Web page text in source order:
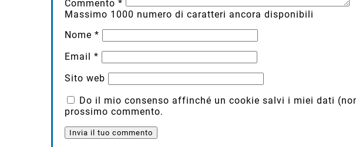
Commento *
Massimo 1000 numero di caratteri ancora disponibili
Nome *
Email *
Sito web
Do il mio consenso affinché un cookie salvi i miei dati
prossimo commento.